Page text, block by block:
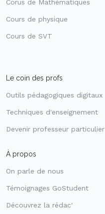
Corus de Mathématiques
Cours de physique
Cours de SVT
Le coin des profs
Outils pédagogiques digitaux
Techniques d'enseignement
Devenir professeur particulier
À propos
On parle de nous
Témoignages GoStudent
Découvrez la rédac'